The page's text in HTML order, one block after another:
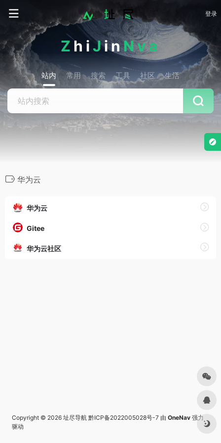
登录
ZhiJinNva
站内 常用 搜索 工具 社区 生活
华为云
华为云
Gitee
华为云社区
Copyright © 2026 址尽导航 黔ICP备2022005028号-7 由 OneNav 强力
驱动